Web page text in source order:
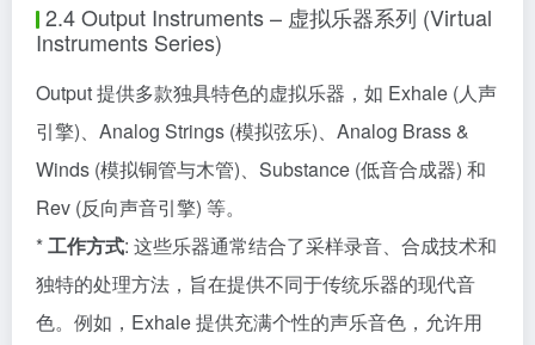
2.4 Output Instruments – 虚拟乐器系列 (Virtual
Instruments Series)
Output 提供多款独具特色的虚拟乐器，如 Exhale (人声
引擎)、Analog Strings (模拟弦乐)、Analog Brass &
Winds (模拟铜管与木管)、Substance (低音合成器) 和
Rev (反向声音引擎) 等。
*工作方式: 这些乐器通常结合了采样录音、合成技术和
独特的处理方法，旨在提供不同于传统乐器的现代音
色。例如，Exhale 提供充满个性的声乐音色，允许用